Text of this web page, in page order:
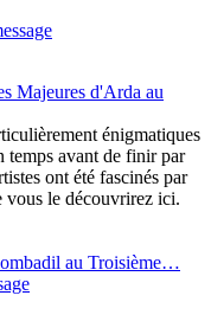
Majeures d'Arda au
énigmatiques
temps avant de finir par
ont été fascinés par
vous le découvrirez ici.
au Troisième…